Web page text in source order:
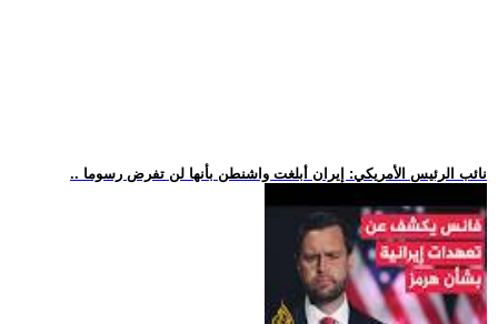
.. نائب الرئيس الأمريكي: إيران أبلغت واشنطن بأنها لن تفرض رسوما